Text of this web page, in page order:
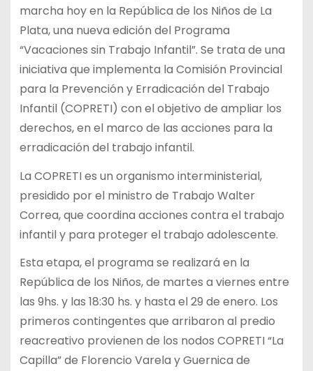
marcha hoy en la República de los Niños de La
Plata, una nueva edición del Programa
“Vacaciones sin Trabajo Infantil”. Se trata de una
iniciativa que implementa la Comisión Provincial
para la Prevención y Erradicación del Trabajo
Infantil (COPRETI) con el objetivo de ampliar los
derechos, en el marco de las acciones para la
erradicación del trabajo infantil.
La COPRETI es un organismo interministerial,
presidido por el ministro de Trabajo Walter
Correa, que coordina acciones contra el trabajo
infantil y para proteger el trabajo adolescente.
Esta etapa, el programa se realizará en la
República de los Niños, de martes a viernes entre
las 9hs. y las 18:30 hs. y hasta el 29 de enero. Los
primeros contingentes que arribaron al predio
reacreativo provienen de los nodos COPRETI “La
Capilla” de Florencio Varela y Guernica de